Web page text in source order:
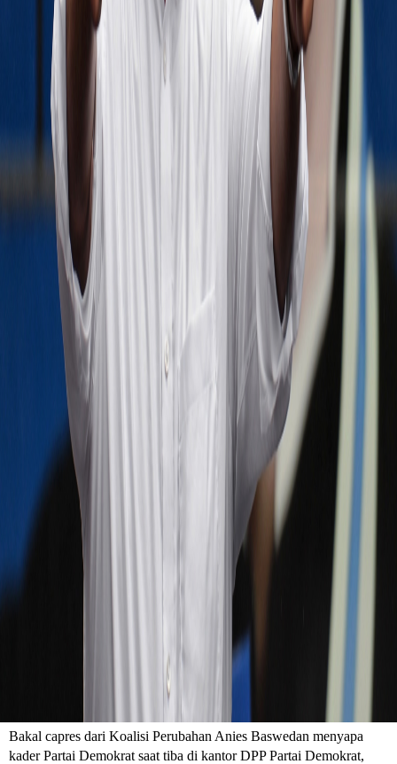
Bakal capres dari Koalisi Perubahan Anies Baswedan menyapa
kader Partai Demokrat saat tiba di kantor DPP Partai Demokrat,